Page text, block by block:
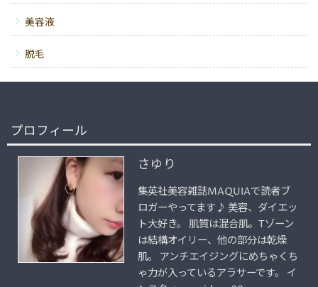
美容液
脱毛
プロフィール
さゆり
集英社美容雑誌MAQUIAで読者ブ
ロガーやってます♪ 美容、ダイエッ
ト大好き。 肌質は混合肌。Tゾーン
は結構オイリー、他の部分は乾燥
肌。 アンチエイジングにめちゃくち
ゃ力が入っているアラサーです。 イ